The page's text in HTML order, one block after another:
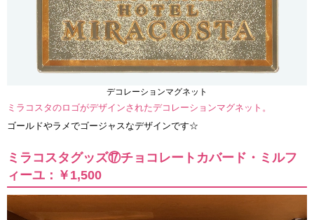
デコレーションマグネット
ミラコスタのロゴがデザインされたデコレーションマグネット。
ゴールドやラメでゴージャスなデザインです☆
ミラコスタグッズ⑰チョコレートカバード・ミルフ
ィーユ：￥1,500